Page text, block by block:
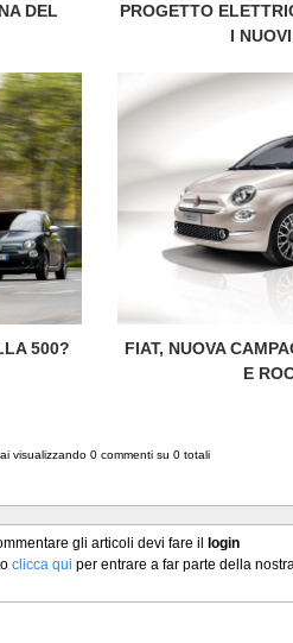
DEL
PROGETTO
I
500?
FIAT, NUOVA
E
visualizzando 0commenti su 0totali
gli articoli devi fare il
login
clicca qui per entrare a far parte della